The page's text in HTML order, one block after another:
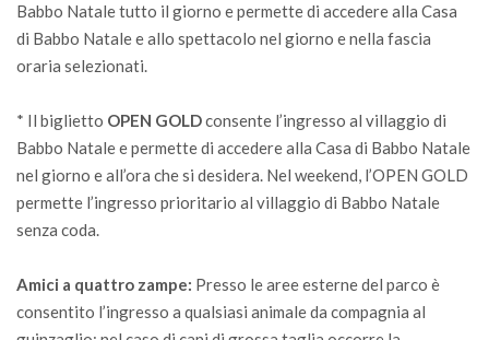
Babbo Natale tutto il giorno e permette di accedere alla Casa
di Babbo Natale e allo spettacolo nel giorno e nella fascia
oraria selezionati.
* Il biglietto OPEN GOLDconsente l’ingresso al villaggio di
Babbo Natale e permette di accedere alla Casa di Babbo Natale
nel giorno e all’ora che si desidera. Nel weekend, l’OPEN GOLD
permette l’ingresso prioritario al villaggio di Babbo Natale
senza coda.
Amici a quattro zampe: Presso le aree esterne del parco è
consentito l’ingresso a qualsiasi animale da compagnia al